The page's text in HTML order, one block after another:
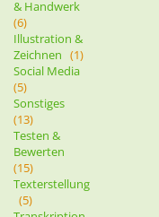
& Handwerk
(6)
Illustration &
Zeichnen (1)
Social Media
(5)
Sonstiges
(13)
Testen &
Bewerten
(15)
Texterstellung
(5)